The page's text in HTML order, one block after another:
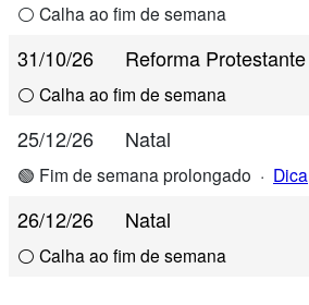
⚪ Calha ao fim de semana
31/10/26 Reforma Protestante
⚪ Calha ao fim de semana
25/12/26 Natal
🟢 Fim de semana prolongado · Dica
26/12/26 Natal
⚪ Calha ao fim de semana